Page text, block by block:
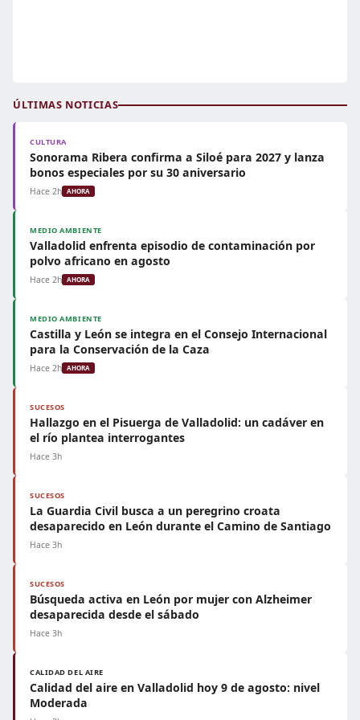
ÚLTIMAS NOTICIAS
CULTURA
Sonorama Ribera confirma a Siloé para 2027 y lanza
bonos especiales por su 30 aniversario
Hace 2h AHORA
MEDIO AMBIENTE
Valladolid enfrenta episodio de contaminación por
polvo africano en agosto
Hace 2h AHORA
MEDIO AMBIENTE
Castilla y León se integra en el Consejo Internacional
para la Conservación de la Caza
Hace 2h AHORA
SUCESOS
Hallazgo en el Pisuerga de Valladolid: un cadáver en
el río plantea interrogantes
Hace 3h
SUCESOS
La Guardia Civil busca a un peregrino croata
desaparecido en León durante el Camino de Santiago
Hace 3h
SUCESOS
Búsqueda activa en León por mujer con Alzheimer
desaparecida desde el sábado
Hace 3h
CALIDAD DEL AIRE
Calidad del aire en Valladolid hoy 9 de agosto: nivel
Moderada